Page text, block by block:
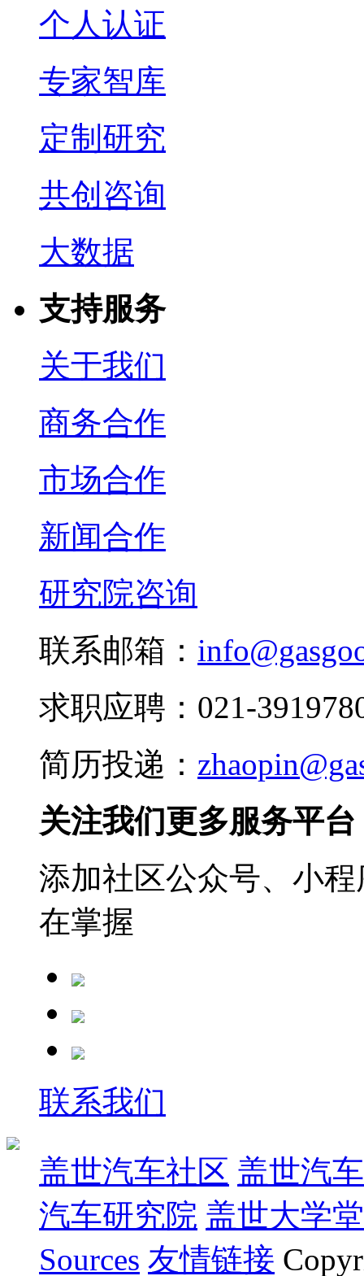
个人认证
专家智库
定制研究
共创咨询
大数据
支持服务
关于我们
商务合作
市场合作
新闻合作
研究院咨询
联系邮箱：
求职应聘：021-
简历投递：
关注我们更多服务平台
添加社区公众号、小
在掌握
联系我们
盖世汽车社区 盖世汽
汽车研究院 盖世大学堂
Sources 友情链接